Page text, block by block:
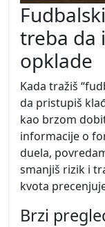
treba da
opklade
Kada tražiš
da pristupiš
kao brzom
informacije o
duela,
smanjiš rizik i
kvota
Brzi